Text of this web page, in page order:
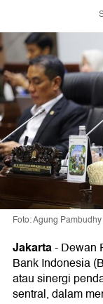
Foto: Agung Pambudhy
Jakarta-Dewan
Bank Indonesia
atau sinergi
sentral, dalam